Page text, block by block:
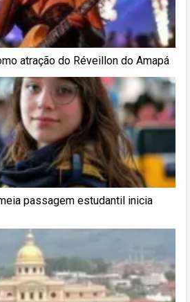
atração do Réveillon do Amapá
passagem estudantil inicia